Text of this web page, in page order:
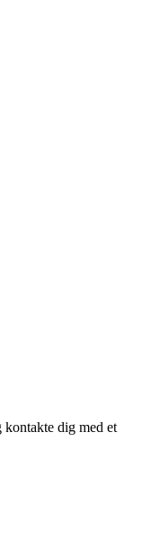
dig med et